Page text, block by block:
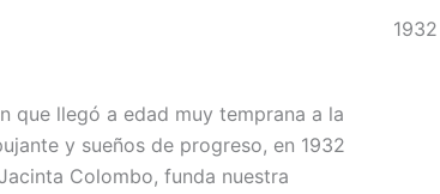
que llegó a edad muy temprana a la
y sueños de progreso, en 1932
Colombo, funda nuestra
1932